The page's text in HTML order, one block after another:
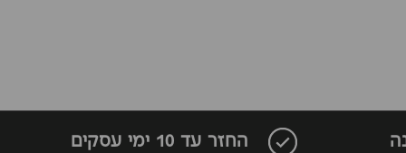
החזר עד 10 ימי עסקים